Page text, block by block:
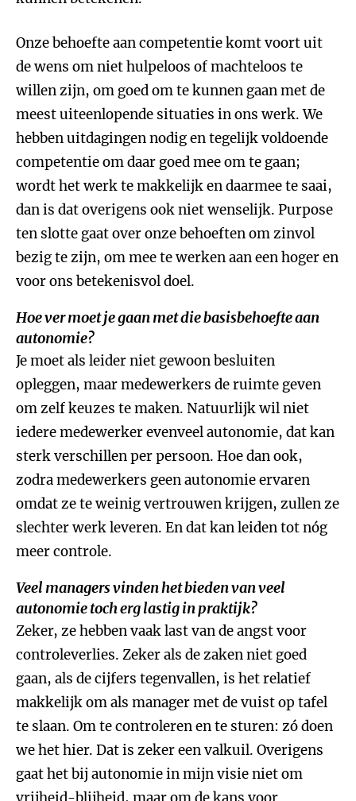
Onze behoefte aan competentie komt voort uit
de wens om niet hulpeloos of machteloos te
willen zijn, om goed om te kunnen gaan met de
meest uiteenlopende situaties in ons werk. We
hebben uitdagingen nodig en tegelijk voldoende
competentie om daar goed mee om te gaan;
wordt het werk te makkelijk en daarmee te saai,
dan is dat overigens ook niet wenselijk. Purpose
ten slotte gaat over onze behoeften om zinvol
bezig te zijn, om mee te werken aan een hoger en
voor ons betekenisvol doel.
Hoe ver moet je gaan met die basisbehoefte aan
autonomie?
Je moet als leider niet gewoon besluiten
opleggen, maar medewerkers de ruimte geven
om zelf keuzes te maken. Natuurlijk wil niet
iedere medewerker evenveel autonomie, dat kan
sterk verschillen per persoon. Hoe dan ook,
zodra medewerkers geen autonomie ervaren
omdat ze te weinig vertrouwen krijgen, zullen ze
slechter werk leveren. En dat kan leiden tot nóg
meer controle.
Veel managers vinden het bieden van veel
autonomie toch erg lastig in praktijk?
Zeker, ze hebben vaak last van de angst voor
controleverlies. Zeker als de zaken niet goed
gaan, als de cijfers tegenvallen, is het relatief
makkelijk om als manager met de vuist op tafel
te slaan. Om te controleren en te sturen: zó doen
we het hier. Dat is zeker een valkuil. Overigens
gaat het bij autonomie in mijn visie niet om